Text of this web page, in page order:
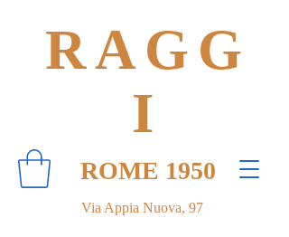
Via Appia Nuova, 97
RAGG
I
ROME 1950